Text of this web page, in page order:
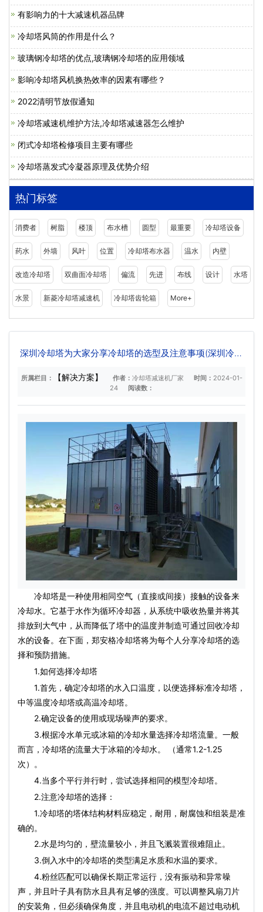
有影响力的十大减速机器品牌
冷却塔风筒的作用是什么？
玻璃钢冷却塔的优点,玻璃钢冷却塔的应用领域
影响冷却塔风机换热效率的因素有哪些？
2022清明节放假通知
冷却塔减速机维护方法,冷却塔减速器怎么维护
闭式冷却塔检修项目主要有哪些
冷却塔蒸发式冷凝器原理及优势介绍
热门标签
消费者 树脂 楼顶 布水槽 圆型 最重要 冷却塔设备
药水 外墙 风叶 位置 冷却塔布水器 温水 内壁
改造冷却塔 双曲面冷却塔 偏流 先进 布线 设计 水塔
水景 新菱冷却塔减速机 冷却塔齿轮箱 More+
深圳冷却塔为大家分享冷却塔的选型及注意事项(深圳冷却
所属栏目： 【解决方案】 作者： 冷却塔减速机厂家 时间： 2024-01-
24
阅读数：
冷却塔是一种使用相同空气（直接或间接）接触的设备来
冷却水。它基于水作为循环冷却器，从系统中吸收热量并将其
排放到大气中，从而降低了塔中的温度并制造可通过回收冷却
水的设备。在下面，郑安格冷却塔将为每个人分享冷却塔的选
择和预防措施。
1.如何选择冷却塔
1.首先，确定冷却塔的水入口温度，以便选择标准冷却塔，
中等温度冷却塔或高温冷却塔。
2.确定设备的使用或现场噪声的要求。
3.根据冷水单元或冰箱的冷却水量选择冷却塔流量。一般
而言，冷却塔的流量大于冰箱的冷却水。 （通常1.2-1.25
次）。
4.当多个平行并行时，尝试选择相同的模型冷却塔。
2.注意冷却塔的选择：
1.冷却塔的塔体结构材料应稳定，耐用，耐腐蚀和组装是准
确的。
2.水是均匀的，壁流量较小，并且飞溅装置很难阻止。
3.倒入水中的冷却塔的类型满足水质和水温的要求。
4.粉丝匹配可以确保长期正常运行，没有振动和异常噪
声，并且叶子具有防水且具有足够的强度。可以调整风扇刀片
的安装角，但必须确保角度，并且电动机的电流不超过电动机